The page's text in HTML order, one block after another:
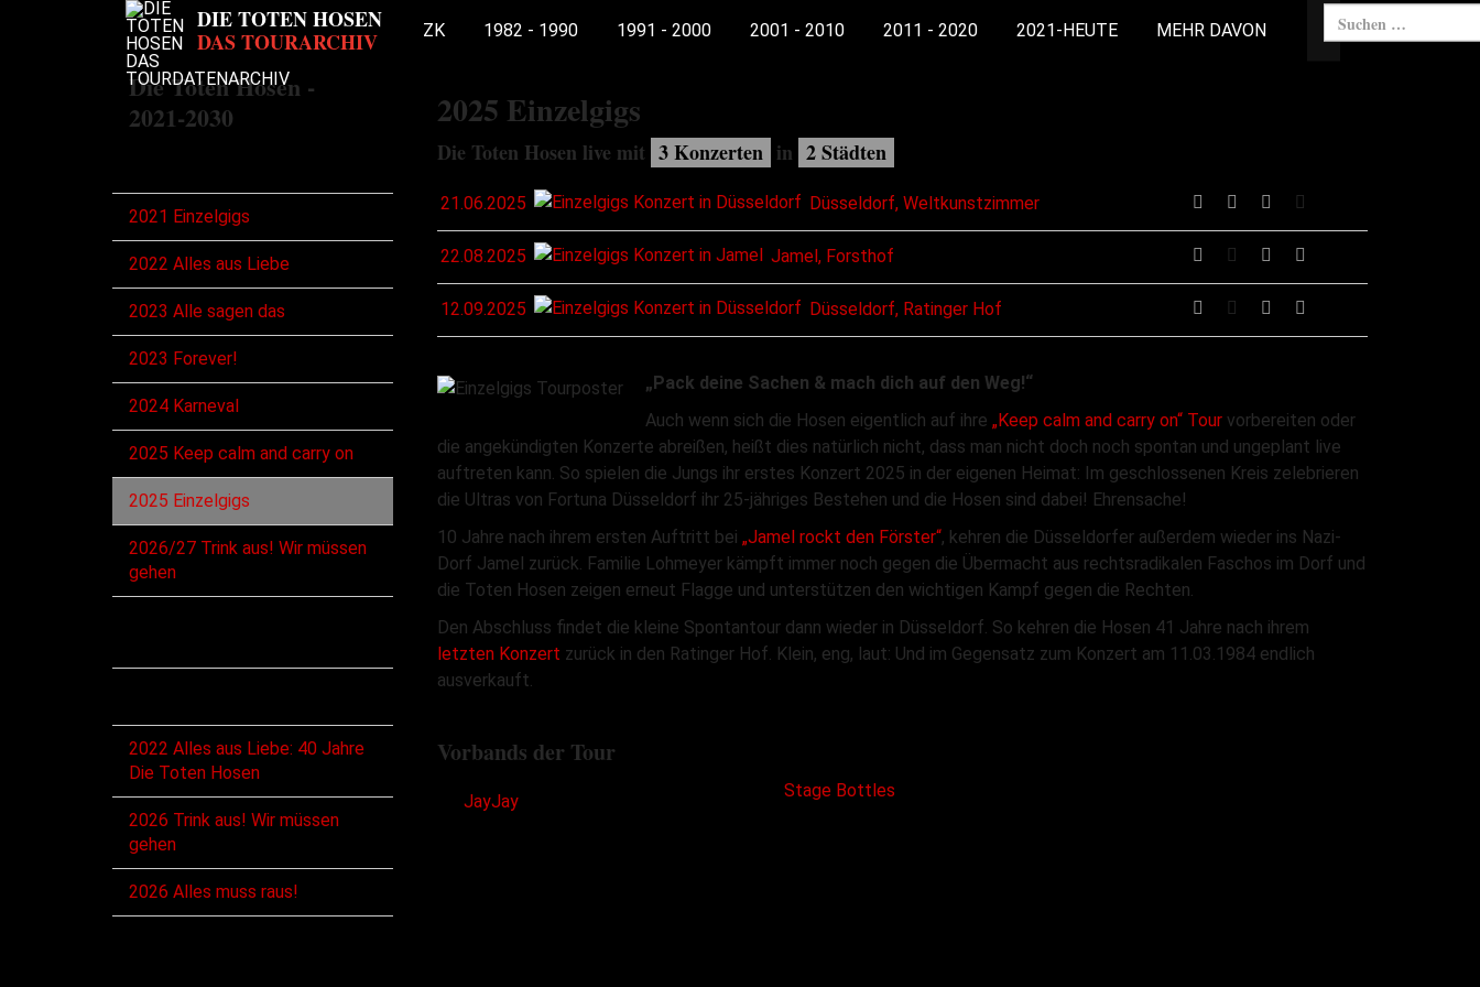
ZK 1982 - 1990 1991 - 2000 2001 - 2010 2011 - 2020 2021-HEUTE MEHR DAVON
2025 Einzelgigs
Die Toten Hosen live mit 3 Konzerten in 2 Städten
21.06.2025 Düsseldorf, Weltkunstzimmer
22.08.2025 Jamel, Forsthof
12.09.2025 Düsseldorf, Ratinger Hof
„Pack deine Sachen & mach dich auf den Weg!“
Auch wenn sich die Hosen eigentlich auf ihre „Keep calm and carry on“ Tour vorbereiten oder
die angekündigten Konzerte abreißen, heißt dies natürlich nicht, dass man nicht doch noch spontan und ungeplant live
auftreten kann. So spielen die Jungs ihr erstes Konzert 2025 in der eigenen Heimat: Im geschlossenen Kreis zelebrieren
die Ultras von Fortuna Düsseldorf ihr 25-jähriges Bestehen und die Hosen sind dabei! Ehrensache!
10 Jahre nach ihrem ersten Auftritt bei „Jamel rockt den Förster“, kehren die Düsseldorfer außerdem wieder ins Nazi-
Dorf Jamel zurück. Familie Lohmeyer kämpft immer noch gegen die Übermacht aus rechtsradikalen Faschos im Dorf und
die Toten Hosen zeigen erneut Flagge und unterstützen den wichtigen Kampf gegen die Rechten.
Den Abschluss findet die kleine Spontantour dann wieder in Düsseldorf. So kehren die Hosen 41 Jahre nach ihrem
letzten Konzert zurück in den Ratinger Hof. Klein, eng, laut: Und im Gegensatz zum Konzert am 11.03.1984 endlich
ausverkauft.
Vorbands der Tour
JayJay
Stage Bottles
Die Toten Hosen -
2021-2030
2021 Einzelgigs
2022 Alles aus Liebe
2023 Alle sagen das
2023 Forever!
2024 Karneval
2025 Keep calm and carry on
2025 Einzelgigs
2026/27 Trink aus! Wir müssen
gehen
2022 Alles aus Liebe: 40 Jahre
Die Toten Hosen
2026 Trink aus! Wir müssen
gehen
2026 Alles muss raus!